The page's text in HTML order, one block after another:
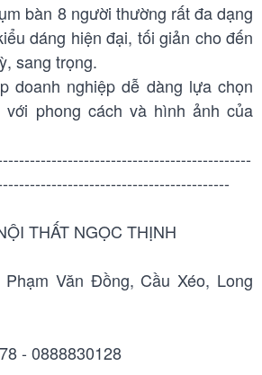
bàn 8 người thường rất đa dạng
dáng hiện đại, tối giản cho đến
sang trọng.
doanh nghiệp dễ dàng lựa chọn
với phong cách và hình ảnh của
THẤT NGỌC THỊNH
Văn Đồng, Cầu Xéo, Long
- 0888830128